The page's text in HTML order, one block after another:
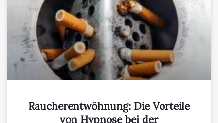
Raucherentwöhnung: Die Vorteile
von Hypnose bei der